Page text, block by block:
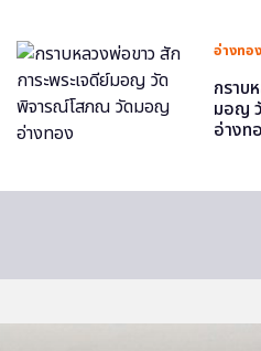
อ่างทอง
กราบ
มอญ
อ่างท